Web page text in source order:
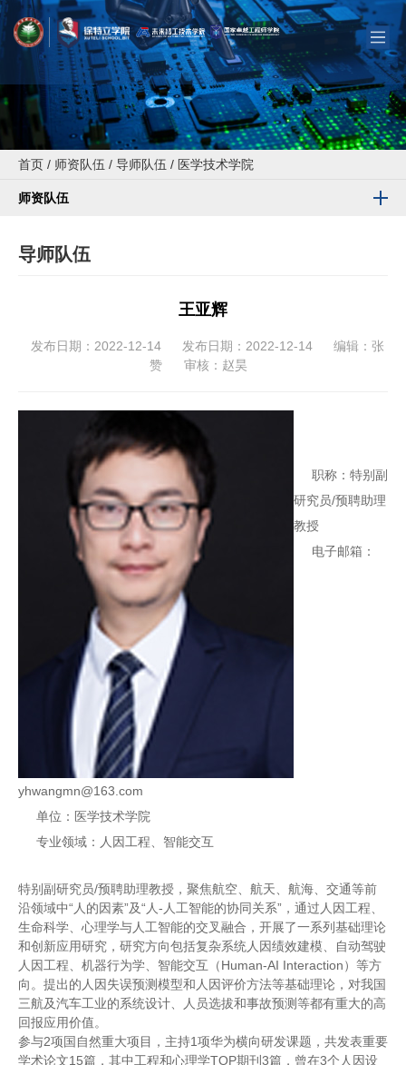
首页 / 师资队伍 / 导师队伍 / 医学技术学院
师资队伍
导师队伍
王亚辉
发布日期：2022-12-14 发布日期：2022-12-14
编辑：张
赞
审核：赵昊
职称：特别副
研究员/预聘助理
教授
电子邮箱：
yhwangmn@163.com
单位：医学技术学院
专业领域：人因工程、智能交互
特别副研究员/预聘助理教授，聚焦航空、航天、航海、交通等前
沿领域中“人的因素”及“人-人工智能的协同关系”，通过人因工程、
生命科学、心理学与人工智能的交叉融合，开展了一系列基础理论
和创新应用研究，研究方向包括复杂系统人因绩效建模、自动驾驶
人因工程、机器行为学、智能交互（Human-AI Interaction）等方
向。提出的人因失误预测模型和人因评价方法等基础理论，对我国
三航及汽车工业的系统设计、人员选拔和事故预测等都有重大的高
回报应用价值。
参与2项国自然重大项目，主持1项华为横向研发课题，共发表重要
学术论文15篇，其中工程和心理学TOP期刊3篇，曾在3个人因设